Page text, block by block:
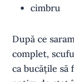
cimbru
După ce
complet,
ca bucățile